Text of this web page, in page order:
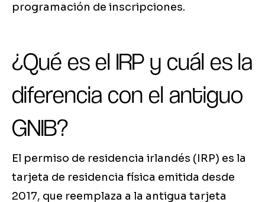
programación de inscripciones.
¿Qué es el IRP y cuál es la
diferencia con el antiguo
GNIB?
El permiso de residencia irlandés (IRP) es la
tarjeta de residencia física emitida desde
2017, que reemplaza a la antigua tarjeta